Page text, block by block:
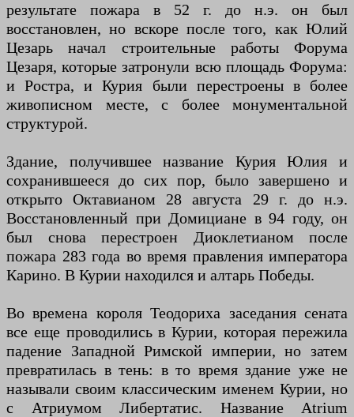
результате пожара в 52 г. до н.э. он был
восстановлен, но вскоре после того, как Юлий
Цезарь начал строительные работы Форума
Цезаря, которые затронули всю площадь Форума:
и Ростра, и Курия были перестроены в более
живописном месте, с более монументальной
структурой.
Здание, получившее название Курия Юлия и
сохранившееся до сих пор, было завершено и
открыто Октавианом 28 августа 29 г. до н.э.
Восстановленный при Домициане в 94 году, он
был снова перестроен Диоклетианом после
пожара 283 года во время правления императора
Карино. В Курии находился и алтарь Победы.
Во времена короля Теодориха заседания сената
все еще проводились в Курии, которая пережила
падение Западной Римской империи, но затем
превратилась в тень: в то время здание уже не
называли своим классическим именем Курии, но
с Атриумом Либертатис. Название Atrium